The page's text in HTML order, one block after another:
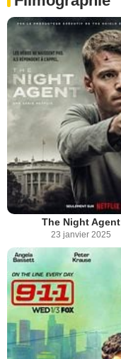
The Night Agent
23 janvier 2025